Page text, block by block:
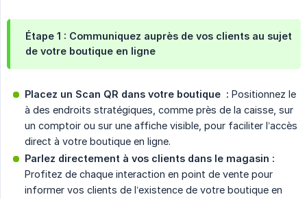
Étape 1 : Communiquez auprès de vos clients au sujet
de votre boutique en ligne
Placez un Scan QR dans votre boutique  : Positionnez le
à des endroits stratégiques, comme près de la caisse, sur
un comptoir ou sur une affiche visible, pour faciliter l’accès
direct à votre boutique en ligne.
Parlez directement à vos clients dans le magasin :
Profitez de chaque interaction en point de vente pour
informer vos clients de l’existence de votre boutique en